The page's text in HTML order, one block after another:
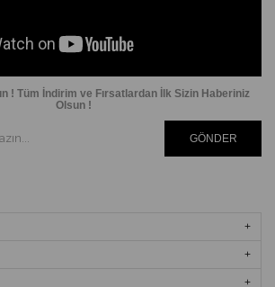
! Tüm İndirim ve Fırsatlardan İlk Sizin Haberiniz
Olsun !
GÖNDER